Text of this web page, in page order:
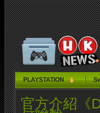
PLAYSTATION
官方介紹《